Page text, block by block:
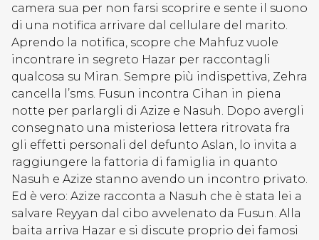
camera sua per non farsi scoprire e sente il suono
di una notifica arrivare dal cellulare del marito.
Aprendo la notifica, scopre che Mahfuz vuole
incontrare in segreto Hazar per raccontagli
qualcosa su Miran. Sempre più indispettiva, Zehra
cancella l’sms. Fusun incontra Cihan in piena
notte per parlargli di Azize e Nasuh. Dopo avergli
consegnato una misteriosa lettera ritrovata fra
gli effetti personali del defunto Aslan, lo invita a
raggiungere la fattoria di famiglia in quanto
Nasuh e Azize stanno avendo un incontro privato.
Ed è vero: Azize racconta a Nasuh che è stata lei a
salvare Reyyan dal cibo avvelenato da Fusun. Alla
baita arriva Hazar e si discute proprio dei famosi